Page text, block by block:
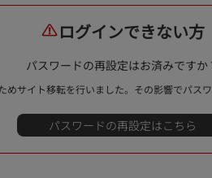
ログインできない方
パスワードの再設定はお済みですか
サイト移転を行いました。その影響でパス